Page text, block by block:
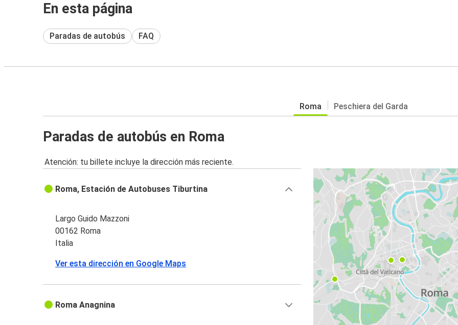
En esta página
Paradas de autobús FAQ
Roma Peschiera del Garda
Paradas de autobús en Roma
Atención: tu billete incluye la dirección más reciente.
Roma, Estación de Autobuses Tiburtina
Largo Guido Mazzoni
00162 Roma
Italia
Ver esta dirección en Google Maps
Roma Anagnina